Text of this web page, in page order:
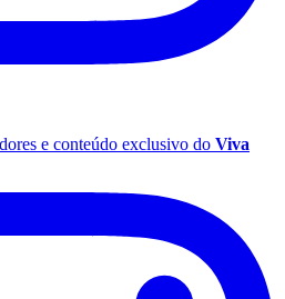
e conteúdo exclusivo do Viva